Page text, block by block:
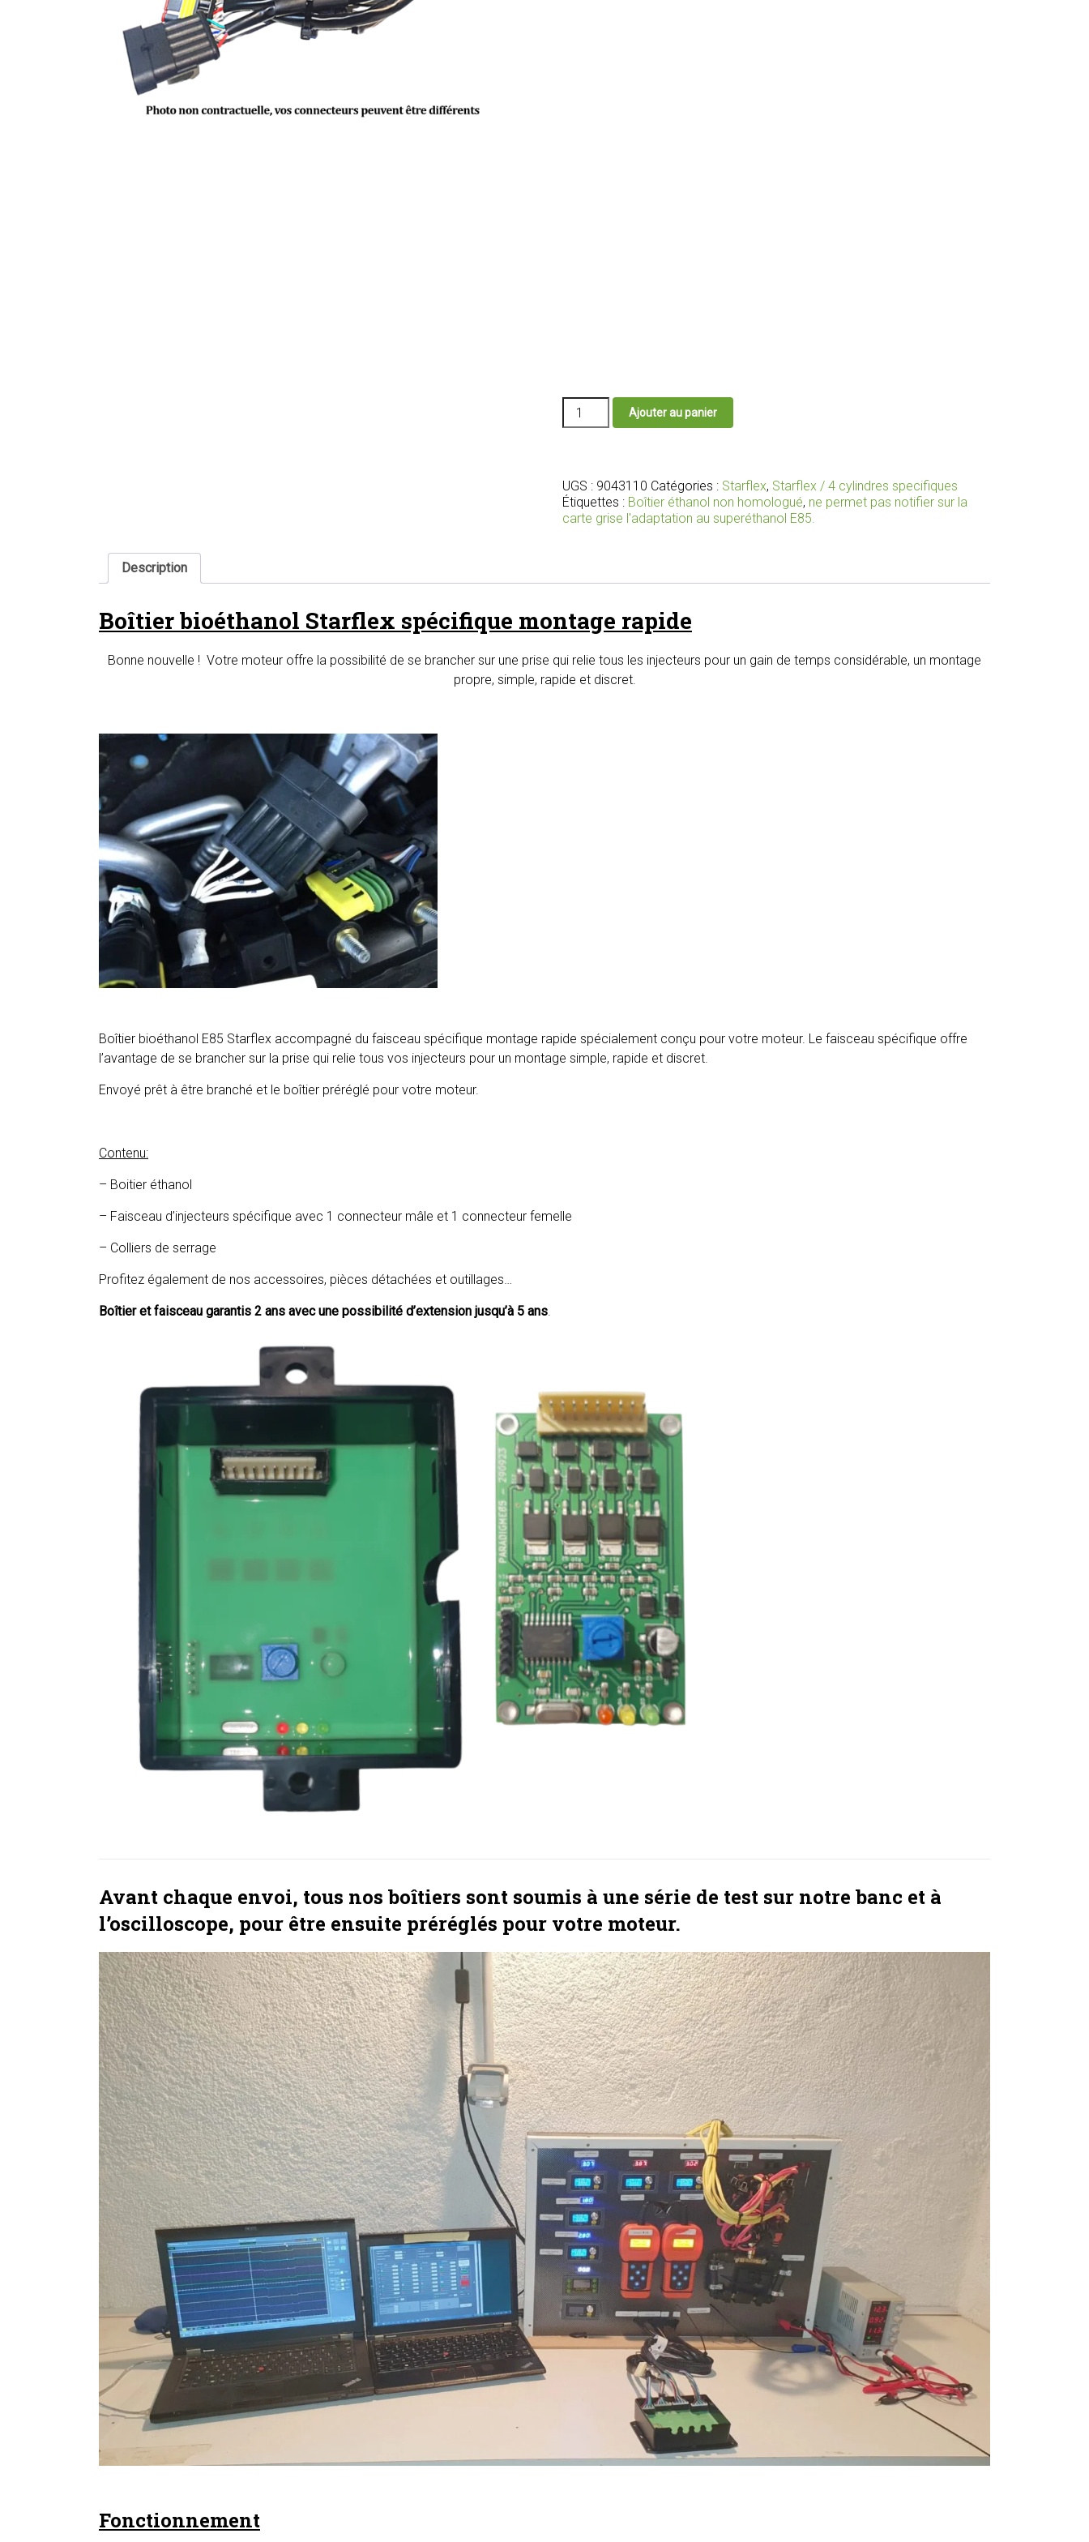
quantité
Starflex
avec
branchement
qui
tous
les
Ajouter au panier
UGS : 9043110 Catégories : Starflex, Starflex / 4 cylindres specifiques
Étiquettes : Boîtier éthanol non homologué, ne permet pas notifier sur la
carte grise l'adaptation au superéthanol E85.
Description
Boîtier bioéthanol Starflex spécifique montage rapide
Bonne nouvelle ! Votre moteur offre la possibilité de se brancher sur une prise qui relie tous les injecteurs pour un gain de temps considérable, un montage
propre, simple, rapide et discret.
Boîtier bioéthanol E85 Starflex accompagné du faisceau spécifique montage rapide spécialement conçu pour votre moteur. Le faisceau spécifique offre
l’avantage de se brancher sur la prise qui relie tous vos injecteurs pour un montage simple, rapide et discret.
Envoyé prêt à être branché et le boîtier préréglé pour votre moteur.
Contenu:
– Boitier éthanol
– Faisceau d’injecteurs spécifique avec 1 connecteur mâle et 1 connecteur femelle
– Colliers de serrage
Profitez également de nos accessoires, pièces détachées et outillages…
Boîtier et faisceau garantis 2 ans avec une possibilité d’extension jusqu’à 5 ans.
Avant chaque envoi, tous nos boîtiers sont soumis à une série de test sur notre banc et à
l’oscilloscope, pour être ensuite préréglés pour votre moteur.
Fonctionnement